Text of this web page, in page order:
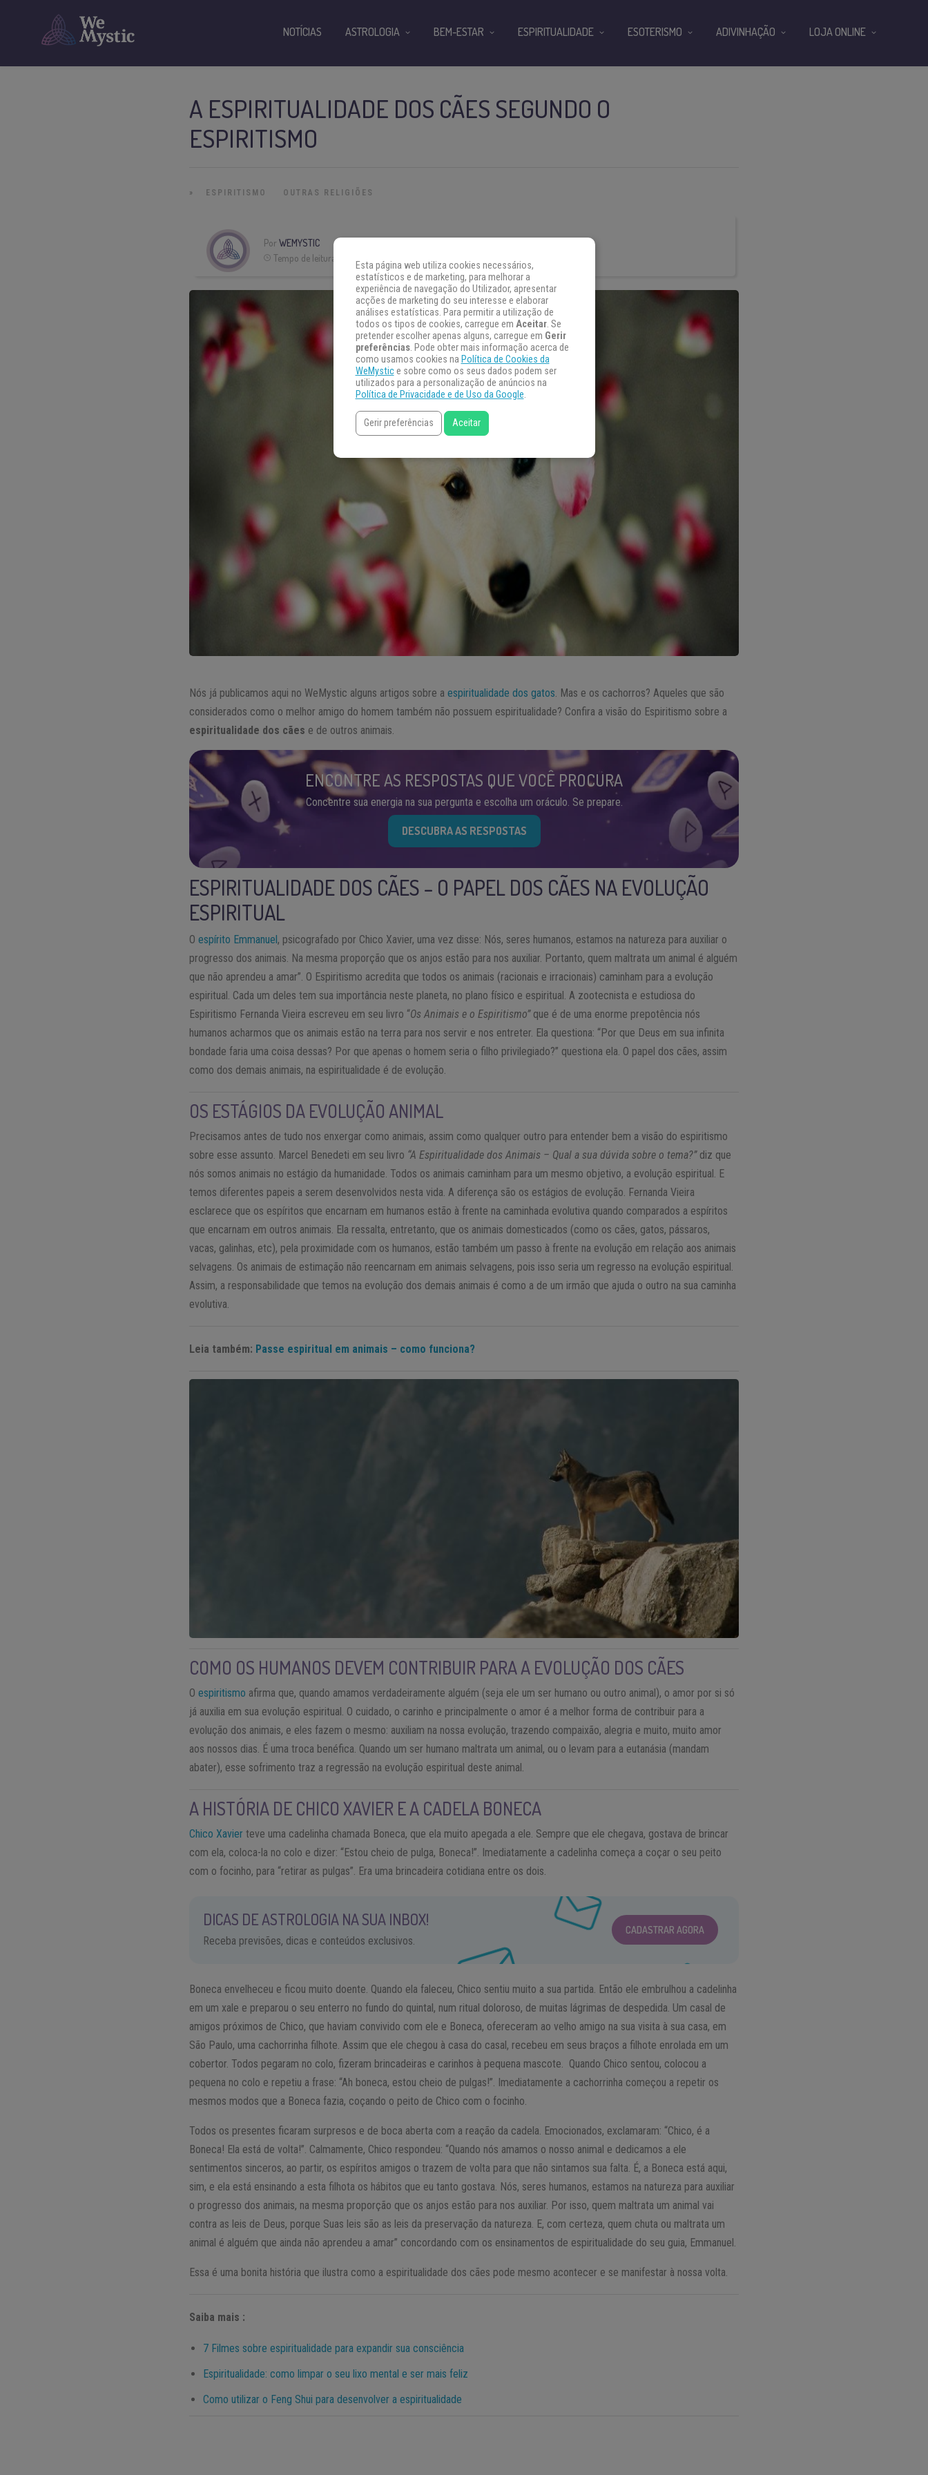
A ESPIRITUALIDADE DOS CÃES SEGUNDO O
ESPIRITISMO
» ESPIRITISMO OUTRAS RELIGIÕES
PorWEMYSTIC
Tempo de leitura:
Nós já publicamos aqui no WeMystic alguns artigos sobre aespiritualidade dos gatos. Mas e os cachorros? Aqueles que são
considerados como o melhor amigo do homem também não possuem espiritualidade? Confira a visão do Espiritismo sobre a
espiritualidade dos cães e de outros animais.
ENCONTRE AS RESPOSTAS QUE VOCÊ PROCURA
Concentre sua energia na sua pergunta e escolha um oráculo. Se prepare.
DESCUBRA AS RESPOSTAS
ESPIRITUALIDADE DOS CÃES – O PAPEL DOS CÃES NA EVOLUÇÃO
ESPIRITUAL
Oespírito Emmanuel , psicografado por Chico Xavier, uma vez disse: Nós, seres humanos, estamos na natureza para auxiliar o
progresso dos animais. Na mesma proporção que os anjos estão para nos auxiliar. Portanto, quem maltrata um animal é alguém
que não aprendeu a amar”. O Espiritismo acredita que todos os animais (racionais e irracionais) caminham para a evolução
espiritual. Cada um deles tem sua importância neste planeta, no plano físico e espiritual. A zootecnista e estudiosa do
Espiritismo Fernanda Vieira escreveu em seu livro “Os Animais e o Espiritismo” que é de uma enorme prepotência nós
humanos acharmos que os animais estão na terra para nos servir e nos entreter. Ela questiona: “Por que Deus em sua infinita
bondade faria uma coisa dessas? Por que apenas o homem seria o filho privilegiado?” questiona ela. O papel dos cães, assim
como dos demais animais, na espiritualidade é de evolução.
OS ESTÁGIOS DA EVOLUÇÃO ANIMAL
Precisamos antes de tudo nos enxergar como animais, assim como qualquer outro para entender bem a visão do espiritismo
sobre esse assunto. Marcel Benedeti em seu livro “A Espiritualidade dos Animais – Qual a sua dúvida sobre o tema?” diz que
nós somos animais no estágio da humanidade. Todos os animais caminham para um mesmo objetivo, a evolução espiritual. E
temos diferentes papeis a serem desenvolvidos nesta vida. A diferença são os estágios de evolução. Fernanda Vieira
esclarece que os espíritos que encarnam em humanos estão à frente na caminhada evolutiva quando comparados a espíritos
que encarnam em outros animais. Ela ressalta, entretanto, que os animais domesticados (como os cães, gatos, pássaros,
vacas, galinhas, etc), pela proximidade com os humanos, estão também um passo à frente na evolução em relação aos animais
selvagens. Os animais de estimação não reencarnam em animais selvagens, pois isso seria um regresso na evolução espiritual.
Assim, a responsabilidade que temos na evolução dos demais animais é como a de um irmão que ajuda o outro na sua caminha
evolutiva.
Leia também: Passe espiritual em animais – como funciona?
COMO OS HUMANOS DEVEM CONTRIBUIR PARA A EVOLUÇÃO DOS CÃES
Oespiritismo afirma que, quando amamos verdadeiramente alguém (seja ele um ser humano ou outro animal), o amor por si só
já auxilia em sua evolução espiritual. O cuidado, o carinho e principalmente o amor é a melhor forma de contribuir para a
evolução dos animais, e eles fazem o mesmo: auxiliam na nossa evolução, trazendo compaixão, alegria e muito, muito amor
aos nossos dias. É uma troca benéfica. Quando um ser humano maltrata um animal, ou o levam para a eutanásia (mandam
abater), esse sofrimento traz a regressão na evolução espiritual deste animal.
A HISTÓRIA DE CHICO XAVIER E A CADELA BONECA
Chico Xavier teve uma cadelinha chamada Boneca, que ela muito apegada a ele. Sempre que ele chegava, gostava de brincar
com ela, coloca-la no colo e dizer: “Estou cheio de pulga, Boneca!”. Imediatamente a cadelinha começa a coçar o seu peito
com o focinho, para “retirar as pulgas”. Era uma brincadeira cotidiana entre os dois.
DICAS DE ASTROLOGIA NA SUA INBOX!
Receba previsões, dicas e conteúdos exclusivos.
CADASTRAR AGORA
Boneca envelheceu e ficou muito doente. Quando ela faleceu, Chico sentiu muito a sua partida. Então ele embrulhou a cadelinha
em um xale e preparou o seu enterro no fundo do quintal, num ritual doloroso, de muitas lágrimas de despedida. Um casal de
amigos próximos de Chico, que haviam convivido com ele e Boneca, ofereceram ao velho amigo na sua visita à sua casa, em
São Paulo, uma cachorrinha filhote. Assim que ele chegou à casa do casal, recebeu em seus braços a filhote enrolada em um
cobertor. Todos pegaram no colo, fizeram brincadeiras e carinhos à pequena mascote. Quando Chico sentou, colocou a
pequena no colo e repetiu a frase: “Ah boneca, estou cheio de pulgas!”. Imediatamente a cachorrinha começou a repetir os
mesmos modos que a Boneca fazia, coçando o peito de Chico com o focinho.
Todos os presentes ficaram surpresos e de boca aberta com a reação da cadela. Emocionados, exclamaram: “Chico, é a
Boneca! Ela está de volta!”. Calmamente, Chico respondeu: “Quando nós amamos o nosso animal e dedicamos a ele
sentimentos sinceros, ao partir, os espíritos amigos o trazem de volta para que não sintamos sua falta. É, a Boneca está aqui,
sim, e ela está ensinando a esta filhota os hábitos que eu tanto gostava. Nós, seres humanos, estamos na natureza para auxiliar
o progresso dos animais, na mesma proporção que os anjos estão para nos auxiliar. Por isso, quem maltrata um animal vai
contra as leis de Deus, porque Suas leis são as leis da preservação da natureza. E, com certeza, quem chuta ou maltrata um
animal é alguém que ainda não aprendeu a amar” concordando com os ensinamentos de espiritualidade do seu guia, Emmanuel.
Essa é uma bonita história que ilustra como a espiritualidade dos cães pode mesmo acontecer e se manifestar à nossa volta.
Saiba mais :
7 Filmes sobre espiritualidade para expandir sua consciência
Espiritualidade: como limpar o seu lixo mental e ser mais feliz
Como utilizar o Feng Shui para desenvolver a espiritualidade
NOTÍCIAS ASTROLOGIA BEM-ESTAR ESPIRITUALIDADE ESOTERISMO ADIVINHAÇÃO LOJA ONLINE
Esta página web utiliza cookies necessários,
estatísticos e de marketing, para melhorar a
experiência de navegação do Utilizador, apresentar
acções de marketing do seu interesse e elaborar
análises estatísticas. Para permitir a utilização de
todos os tipos de cookies, carregue em Aceitar. Se
pretender escolher apenas alguns, carregue em Gerir
preferências. Pode obter mais informação acerca de
como usamos cookies na Política de Cookies da
WeMystice sobre como os seus dados podem ser
utilizados para a personalização de anúncios na
Política de Privacidade e de Uso da Google.
Gerir preferências Aceitar